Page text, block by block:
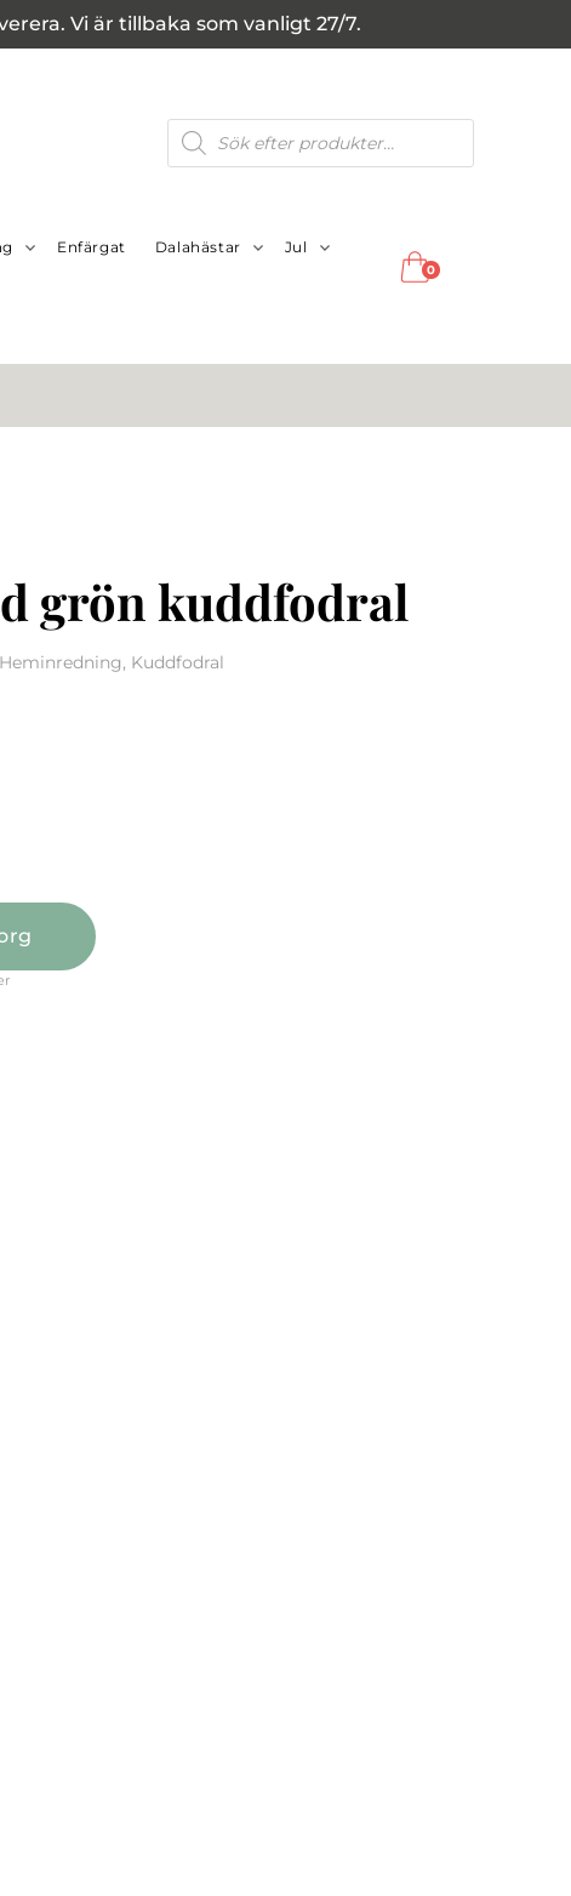
Vi är tillbaka som vanligt 27/7.
Produktsökning
Enfärgat Dalahästar Jul
0
grön kuddfodral
Kuddfodral
kuddfodral mängd